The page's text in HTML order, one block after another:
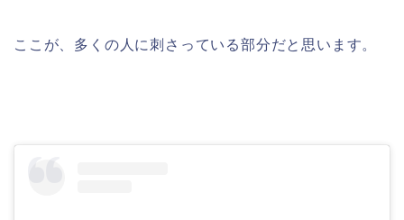
ここが、多くの人に刺さっている部分だと思います。